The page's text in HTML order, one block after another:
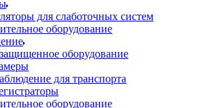
для слаботочных систем
оборудование
оборудование
для транспорта
оборудование